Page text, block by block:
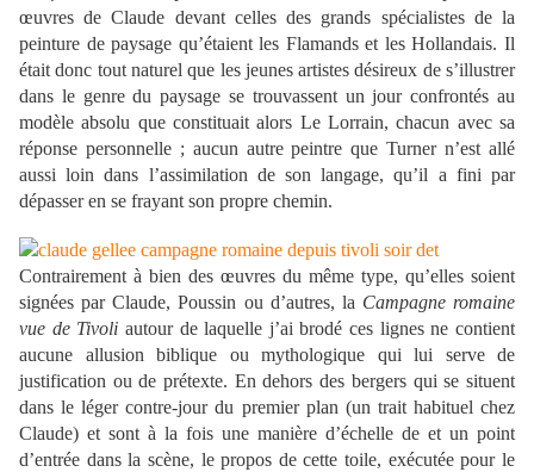
œuvres de Claude devant celles des grands spécialistes de la
peinture de paysage qu’étaient les Flamands et les Hollandais. Il
était donc tout naturel que les jeunes artistes désireux de s’illustrer
dans le genre du paysage se trouvassent un jour confrontés au
modèle absolu que constituait alors Le Lorrain, chacun avec sa
réponse personnelle ; aucun autre peintre que Turner n’est allé
aussi loin dans l’assimilation de son langage, qu’il a fini par
dépasser en se frayant son propre chemin.
Contrairement à bien des œuvres du même type, qu’elles soient
signées par Claude, Poussin ou d’autres, la Campagne romaine
vue de Tivoli autour de laquelle j’ai brodé ces lignes ne contient
aucune allusion biblique ou mythologique qui lui serve de
justification ou de prétexte. En dehors des bergers qui se situent
dans le léger contre-jour du premier plan (un trait habituel chez
Claude) et sont à la fois une manière d’échelle de et un point
d’entrée dans la scène, le propos de cette toile, exécutée pour le